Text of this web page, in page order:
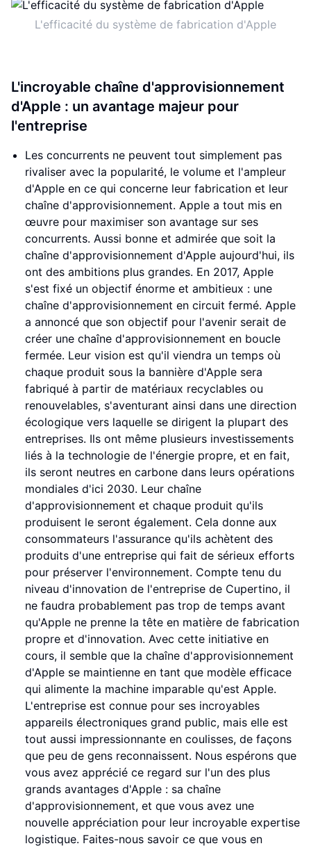
L'efficacité du système de fabrication d'Apple
L'incroyable chaîne d'approvisionnement
d'Apple : un avantage majeur pour
l'entreprise
Les concurrents ne peuvent tout simplement pas
rivaliser avec la popularité, le volume et l'ampleur
d'Apple en ce qui concerne leur fabrication et leur
chaîne d'approvisionnement. Apple a tout mis en
œuvre pour maximiser son avantage sur ses
concurrents. Aussi bonne et admirée que soit la
chaîne d'approvisionnement d'Apple aujourd'hui, ils
ont des ambitions plus grandes. En 2017, Apple
s'est fixé un objectif énorme et ambitieux : une
chaîne d'approvisionnement en circuit fermé. Apple
a annoncé que son objectif pour l'avenir serait de
créer une chaîne d'approvisionnement en boucle
fermée. Leur vision est qu'il viendra un temps où
chaque produit sous la bannière d'Apple sera
fabriqué à partir de matériaux recyclables ou
renouvelables, s'aventurant ainsi dans une direction
écologique vers laquelle se dirigent la plupart des
entreprises. Ils ont même plusieurs investissements
liés à la technologie de l'énergie propre, et en fait,
ils seront neutres en carbone dans leurs opérations
mondiales d'ici 2030. Leur chaîne
d'approvisionnement et chaque produit qu'ils
produisent le seront également. Cela donne aux
consommateurs l'assurance qu'ils achètent des
produits d'une entreprise qui fait de sérieux efforts
pour préserver l'environnement. Compte tenu du
niveau d'innovation de l'entreprise de Cupertino, il
ne faudra probablement pas trop de temps avant
qu'Apple ne prenne la tête en matière de fabrication
propre et d'innovation. Avec cette initiative en
cours, il semble que la chaîne d'approvisionnement
d'Apple se maintienne en tant que modèle efficace
qui alimente la machine imparable qu'est Apple.
L'entreprise est connue pour ses incroyables
appareils électroniques grand public, mais elle est
tout aussi impressionnante en coulisses, de façons
que peu de gens reconnaissent. Nous espérons que
vous avez apprécié ce regard sur l'un des plus
grands avantages d'Apple : sa chaîne
d'approvisionnement, et que vous avez une
nouvelle appréciation pour leur incroyable expertise
logistique. Faites-nous savoir ce que vous en